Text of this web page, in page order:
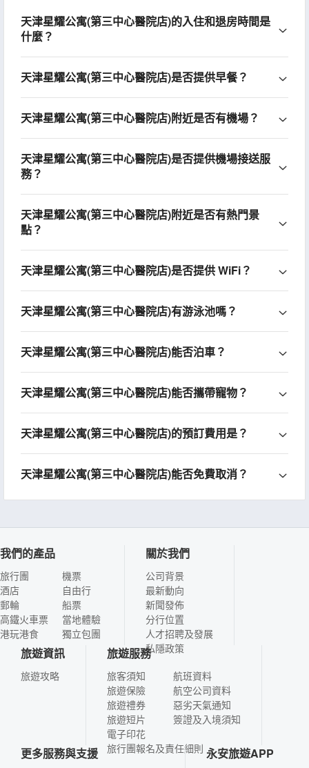
天津星耀公寓(第三中心醫院店)的入住和退房時間是
什麼？
天津星耀公寓(第三中心醫院店)是否提供早餐？
天津星耀公寓(第三中心醫院店)附近是否有機場？
天津星耀公寓(第三中心醫院店)是否提供機場接送服
務？
天津星耀公寓(第三中心醫院店)附近是否有熱門景
點？
天津星耀公寓(第三中心醫院店)是否提供 WiFi？
天津星耀公寓(第三中心醫院店)有游泳池嗎？
天津星耀公寓(第三中心醫院店)能否泊車？
天津星耀公寓(第三中心醫院店)能否攜帶寵物？
天津星耀公寓(第三中心醫院店)的預訂費用是？
天津星耀公寓(第三中心醫院店)能否免費取消？
我們的產品
旅行團
酒店
郵輪
高鐵火車票
港玩港食
機票
自由行
船票
當地體驗
獨立包團
關於我們
公司背景
最新動向
新聞發佈
分行位置
人才招聘及發展
私隱政策
旅遊資訊
旅遊攻略
旅遊服務
旅客須知
旅遊保險
旅遊禮券
旅遊短片
電子印花
航班資料
航空公司資料
惡劣天氣通知
簽證及入境須知
旅行團報名及責任細則
更多服務與支援 永安旅遊APP